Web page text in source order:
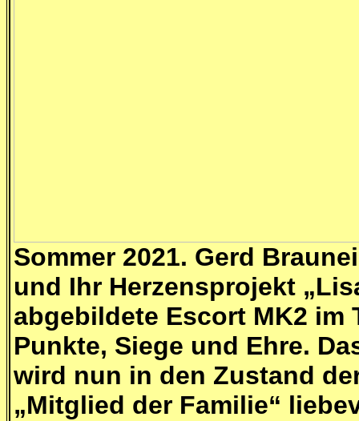
Sommer 2021. Gerd
und Ihr Herzensprojekt
abgebildete Escort MK2 im
Punkte, Siege und Ehre.
wird nun in den Zustand
„Mitglied der Familie“